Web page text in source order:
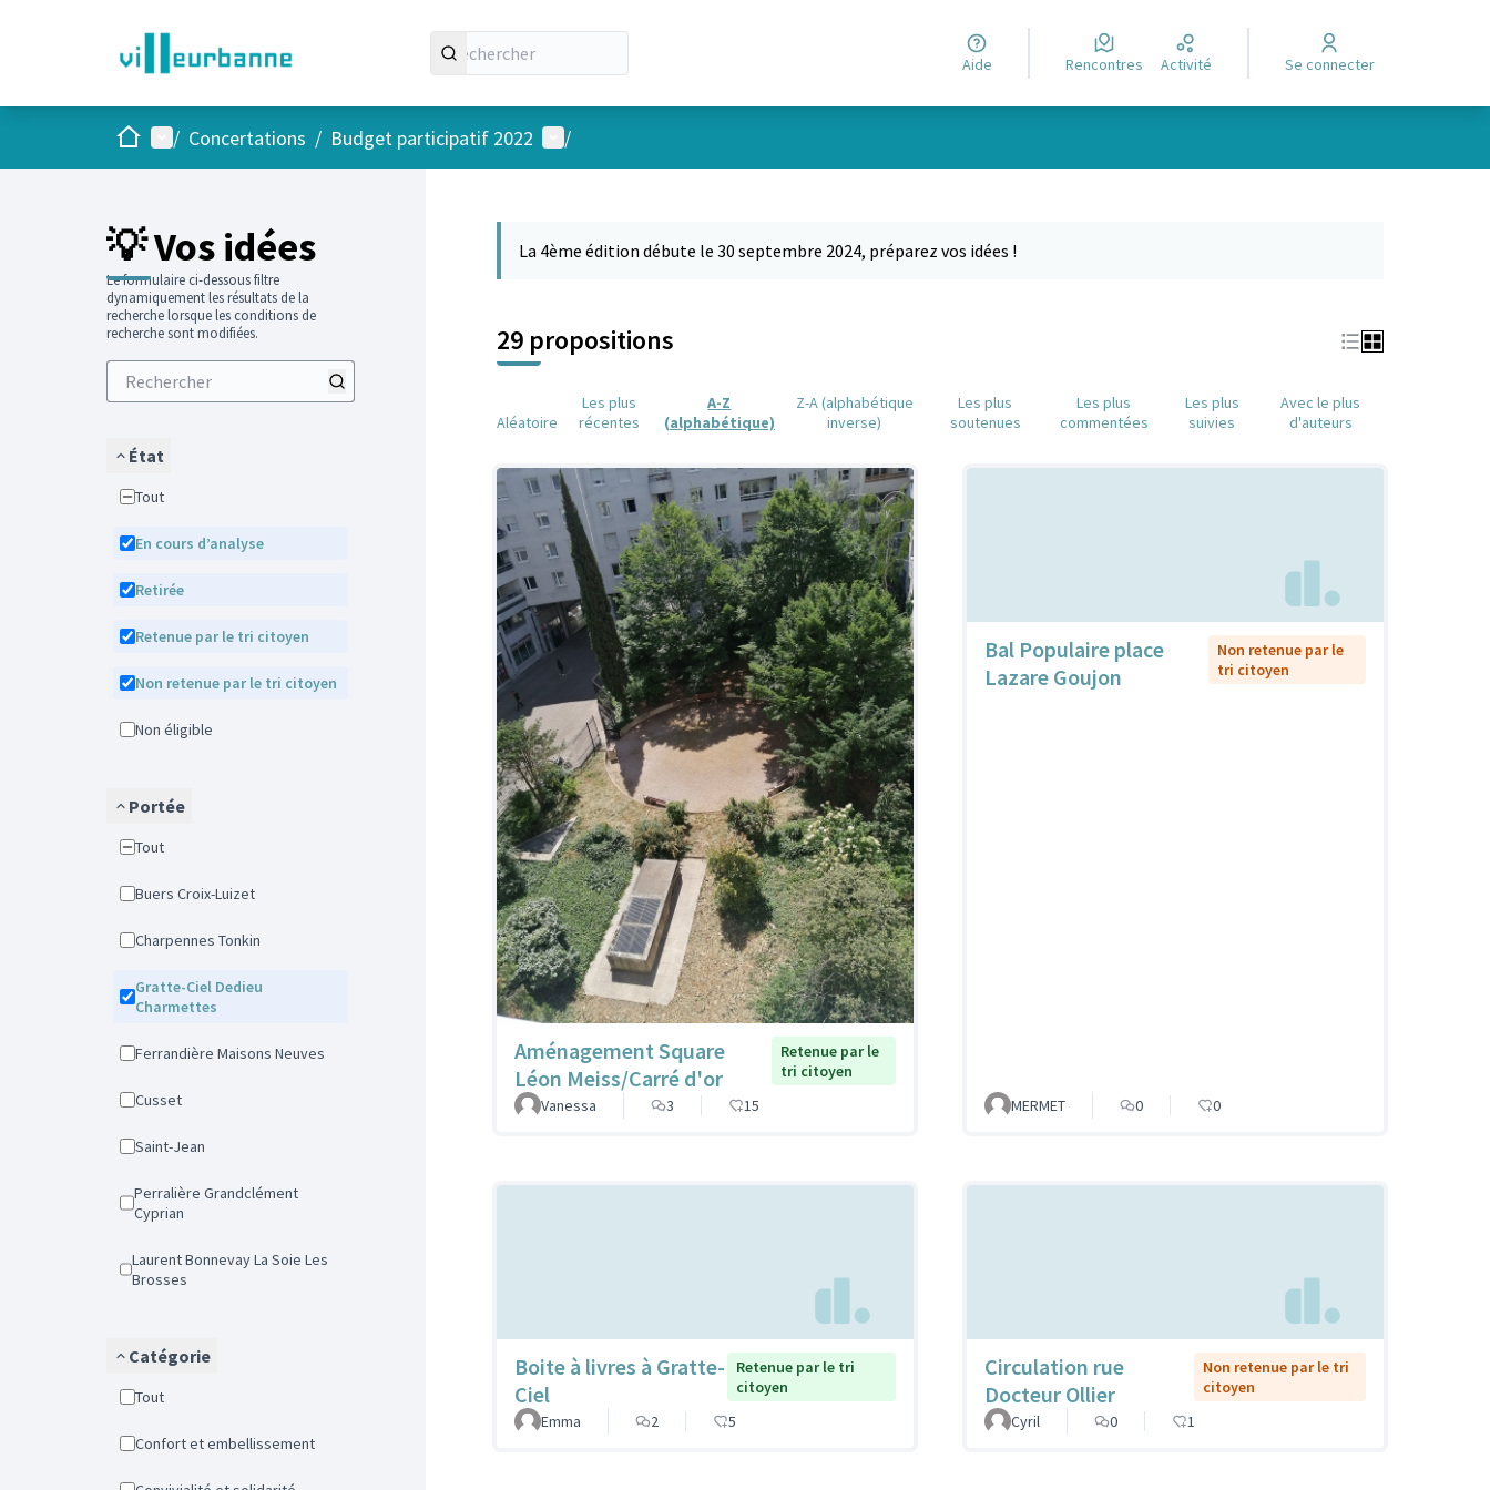
Aide Rencontres Activité Se connecter
AccueilMenu principal
/ Concertations / Budget participatif 2022 Menu utilisateur
/
💡 Vos idées
Le formulaire ci-dessous filtre
dynamiquement les résultats de la
recherche lorsque les conditions de
recherche sont modifiées.
État
Tout
En cours d’analyse
Retirée
Retenue par le tri citoyen
Non retenue par le tri citoyen
Non éligible
Portée
Tout
Buers Croix-Luizet
Charpennes Tonkin
Gratte-Ciel Dedieu
Charmettes
Ferrandière Maisons Neuves
Cusset
Saint-Jean
Perralière Grandclément
Cyprian
Laurent Bonnevay La Soie Les
Brosses
Catégorie
Tout
Confort et embellissement
La 4ème édition débute le 30 septembre 2024, préparez vos idées !
29 propositions
Aléatoire
Les plus
récentes
A-Z
(alphabétique)
Z-A (alphabétique
inverse)
Les plus
soutenues
Les plus
commentées
Les plus
suivies
Avec le plus
d'auteurs
Aménagement Square
Léon Meiss/Carré d'or
Retenue par le
tri citoyen
Vanessa
3 15
Bal Populaire place
Lazare Goujon
Non retenue par le
tri citoyen
MERMET 0 0
Boite à livres à Gratte-
Ciel
Retenue par le tri
citoyen
Emma
2 5
Circulation rue
Docteur Ollier
Non retenue par le tri
citoyen
Cyril
0 1